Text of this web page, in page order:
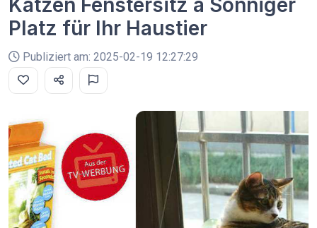
Katzen Fenstersitz â Sonniger
Platz für Ihr Haustier
Publiziert am: 2025-02-19 12:27:29